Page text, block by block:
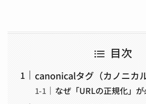
目次
canonicalタグ（カノニカ
なぜ「URLの正規化」